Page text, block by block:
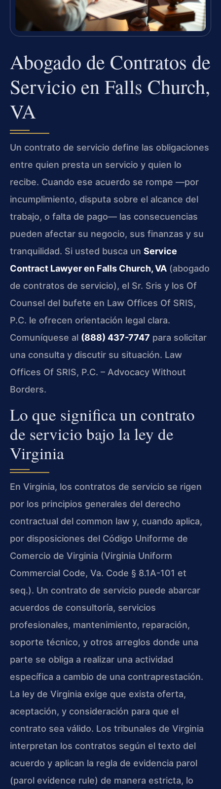
Abogado de Contratos de
Servicio en Falls Church,
VA
Un contrato de servicio define las obligaciones
entre quien presta un servicio y quien lo
recibe. Cuando ese acuerdo se rompe —por
incumplimiento, disputa sobre el alcance del
trabajo, o falta de pago— las consecuencias
pueden afectar su negocio, sus finanzas y su
tranquilidad. Si usted busca un Service
Contract Lawyer en Falls Church, VA (abogado
de contratos de servicio), el Sr. Sris y los Of
Counsel del bufete en Law Offices Of SRIS,
P.C. le ofrecen orientación legal clara.
Comuníquese al (888) 437-7747 para solicitar
una consulta y discutir su situación. Law
Offices Of SRIS, P.C. – Advocacy Without
Borders.
Lo que significa un contrato
de servicio bajo la ley de
Virginia
En Virginia, los contratos de servicio se rigen
por los principios generales del derecho
contractual del common law y, cuando aplica,
por disposiciones del Código Uniforme de
Comercio de Virginia (Virginia Uniform
Commercial Code, Va. Code § 8.1A-101 et
seq.). Un contrato de servicio puede abarcar
acuerdos de consultoría, servicios
profesionales, mantenimiento, reparación,
soporte técnico, y otros arreglos donde una
parte se obliga a realizar una actividad
específica a cambio de una contraprestación.
La ley de Virginia exige que exista oferta,
aceptación, y consideración para que el
contrato sea válido. Los tribunales de Virginia
interpretan los contratos según el texto del
acuerdo y aplican la regla de evidencia parol
(parol evidence rule) de manera estricta, lo